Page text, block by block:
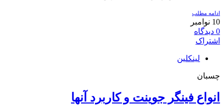
ادامه مطلب
10 نوامبر
0 دیدگاه
اشتراک
لینکلین
چسبان
انواع فینگر جوینت و کاربرد آنها